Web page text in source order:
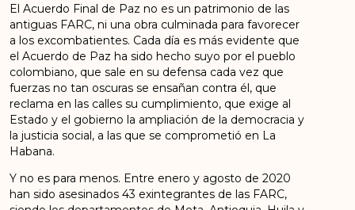
El Acuerdo Final de Paz no es un patrimonio de las
antiguas FARC, ni una obra culminada para favorecer
a los excombatientes. Cada día es más evidente que
el Acuerdo de Paz ha sido hecho suyo por el pueblo
colombiano, que sale en su defensa cada vez que
fuerzas no tan oscuras se ensañan contra él, que
reclama en las calles su cumplimiento, que exige al
Estado y el gobierno la ampliación de la democracia y
la justicia social, a las que se comprometió en La
Habana.
Y no es para menos. Entre enero y agosto de 2020
han sido asesinados 43 exintegrantes de las FARC,